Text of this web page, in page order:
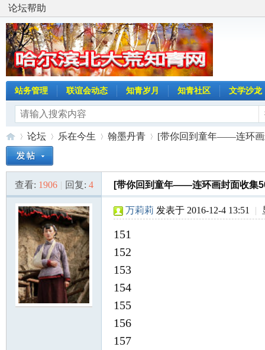
论坛帮助
站务管理 联谊会动态 知青岁月 知青社区 文学沙龙
哈»
论坛
›
乐在今生 翰墨丹青
›
[带你回到童年——连环画
查看: 1906 | 回复: 4 [带你回到童年——连环画封面收集
万莉莉 发表于 2016-12-4 13:51 |
151
152
153
154
155
156
157